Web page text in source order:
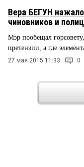
Вера БЕГУН
чиновников и
Мэр пообещал горсовету,
претензии, а где
27 мая 2015 11:33 0